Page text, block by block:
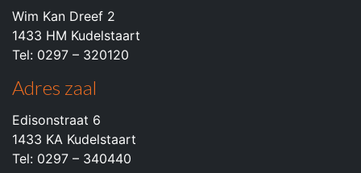
Wim Kan Dreef 2
1433 HM Kudelstaart
Tel: 0297 – 320120
Adres zaal
Edisonstraat 6
1433 KA Kudelstaart
Tel: 0297 – 340440